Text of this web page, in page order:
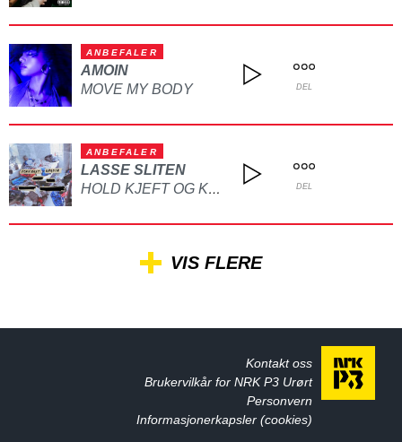
ANBEFALER
AMOIN
MOVE MY BODY
DEL
ANBEFALER
LASSE SLITEN
HOLD KJEFT OG KYSS MEG DEL
VIS FLERE
Kontakt oss
Brukervilkår for NRK P3 Urørt
Personvern
Informasjonerkapsler (cookies)